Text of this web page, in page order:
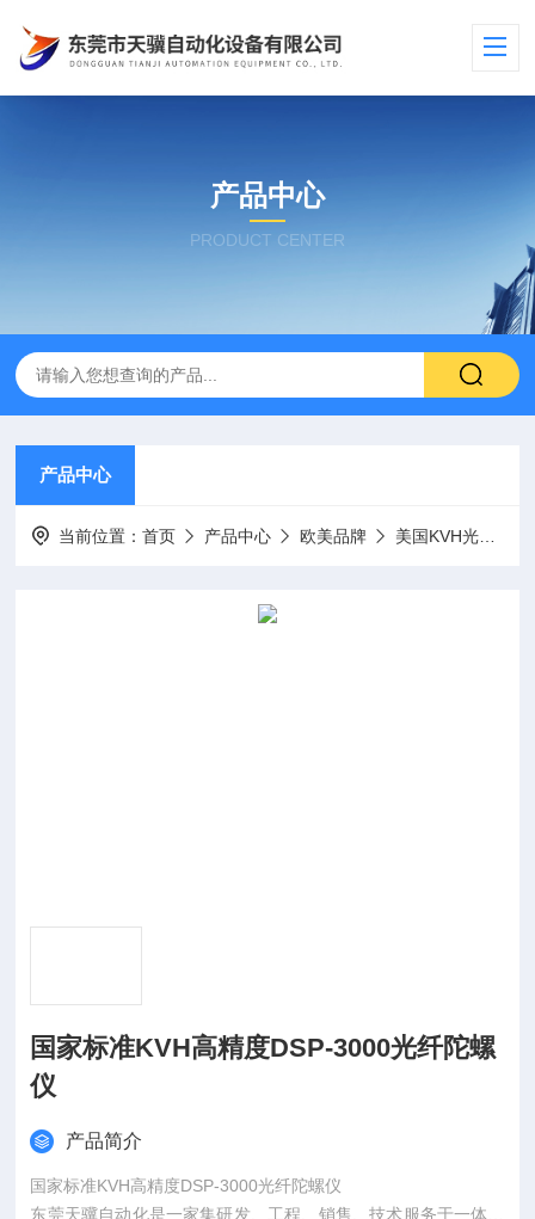
产品中心
PRODUCT CENTER
产品中心
当前位置：首页 产品中心 欧美品牌 美国KVH光纤陀螺仪
国家标准KVH高精度DSP-3000光纤陀螺
仪
产品简介
国家标准KVH高精度DSP-3000光纤陀螺仪
东莞天骥自动化是一家集研发、工程、销售、技术服务于一体的